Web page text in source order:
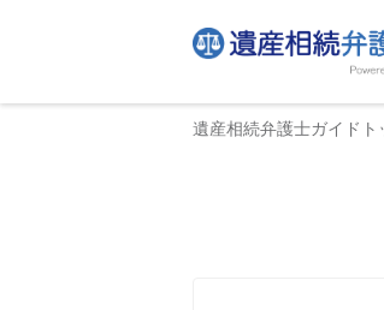
遺産相続弁護士ガイドト